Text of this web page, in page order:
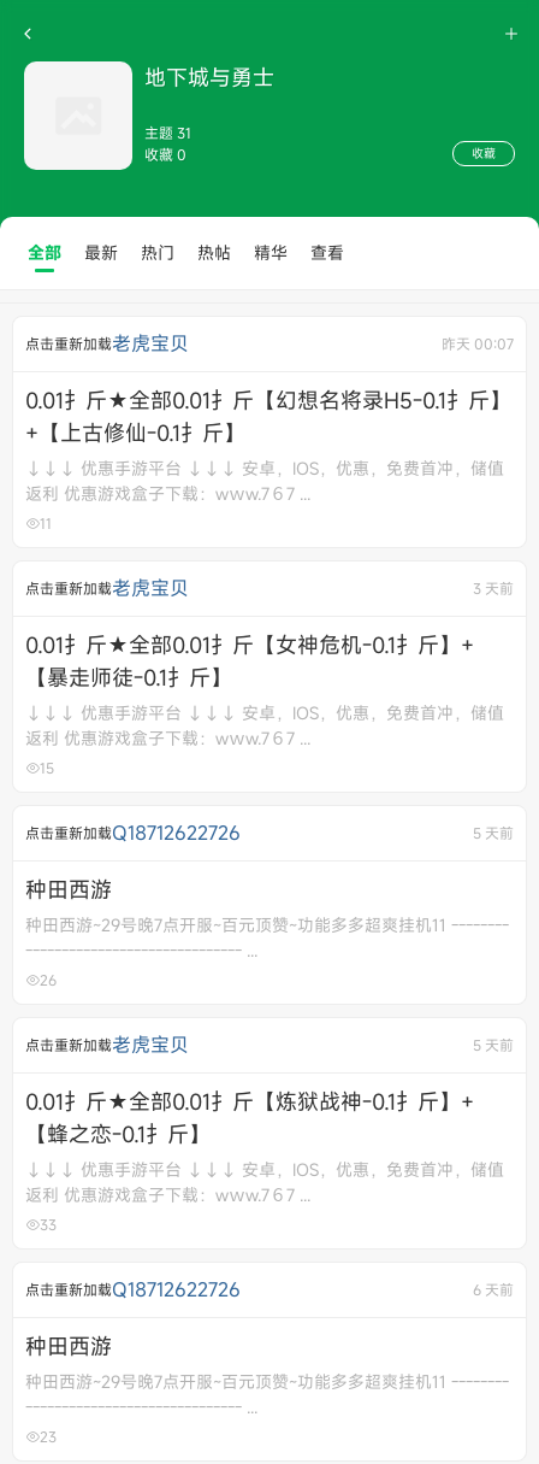
地下城与勇士
主题 31
收藏 0
收藏
全部 最新 热门 热帖 精华 查看
点击重新加载老虎宝贝 昨天 00:07
0.01扌斤★全部0.01扌斤【幻想名将录H5-0.1扌斤】
+【上古修仙-0.1扌斤】
↓↓↓ 优惠手游平台 ↓↓↓ 安卓，IOS，优惠，免费首冲，储值
返利 优惠游戏盒子下载：wｗw.7６7 ...
11
点击重新加载老虎宝贝 3 天前
0.01扌斤★全部0.01扌斤【女神危机-0.1扌斤】+
【暴走师徒-0.1扌斤】
↓↓↓ 优惠手游平台 ↓↓↓ 安卓，IOS，优惠，免费首冲，储值
返利 优惠游戏盒子下载：wｗw.7６7 ...
15
点击重新加载Q18712622726 5 天前
种田西游
种田西游~29号晚7点开服~百元顶赞~功能多多超爽挂机11 --------
------------------------------ ...
26
点击重新加载老虎宝贝 5 天前
0.01扌斤★全部0.01扌斤【炼狱战神-0.1扌斤】+
【蜂之恋-0.1扌斤】
↓↓↓ 优惠手游平台 ↓↓↓ 安卓，IOS，优惠，免费首冲，储值
返利 优惠游戏盒子下载：wｗw.7６7 ...
33
点击重新加载Q18712622726 6 天前
种田西游
种田西游~29号晚7点开服~百元顶赞~功能多多超爽挂机11 --------
------------------------------ ...
23